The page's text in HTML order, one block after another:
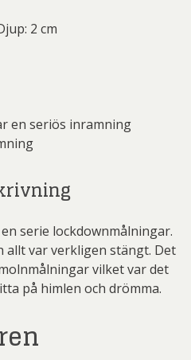
2 cm
en seriös inramning
serie lockdownmålningar.
allt var verkligen stängt. Det
vilket var det
på himlen och drömma.